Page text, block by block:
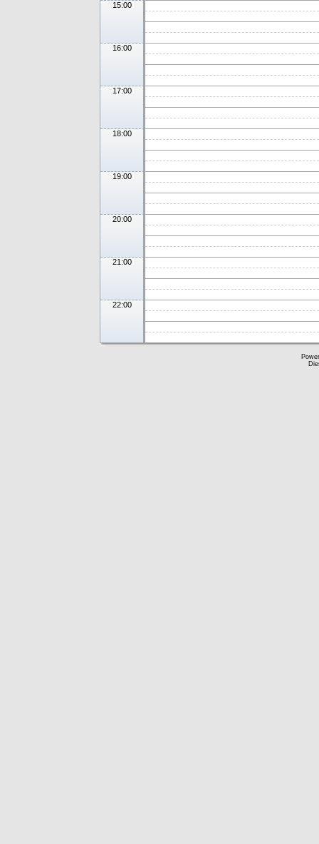
15:00
16:00
17:00
18:00
19:00
20:00
21:00
22:00